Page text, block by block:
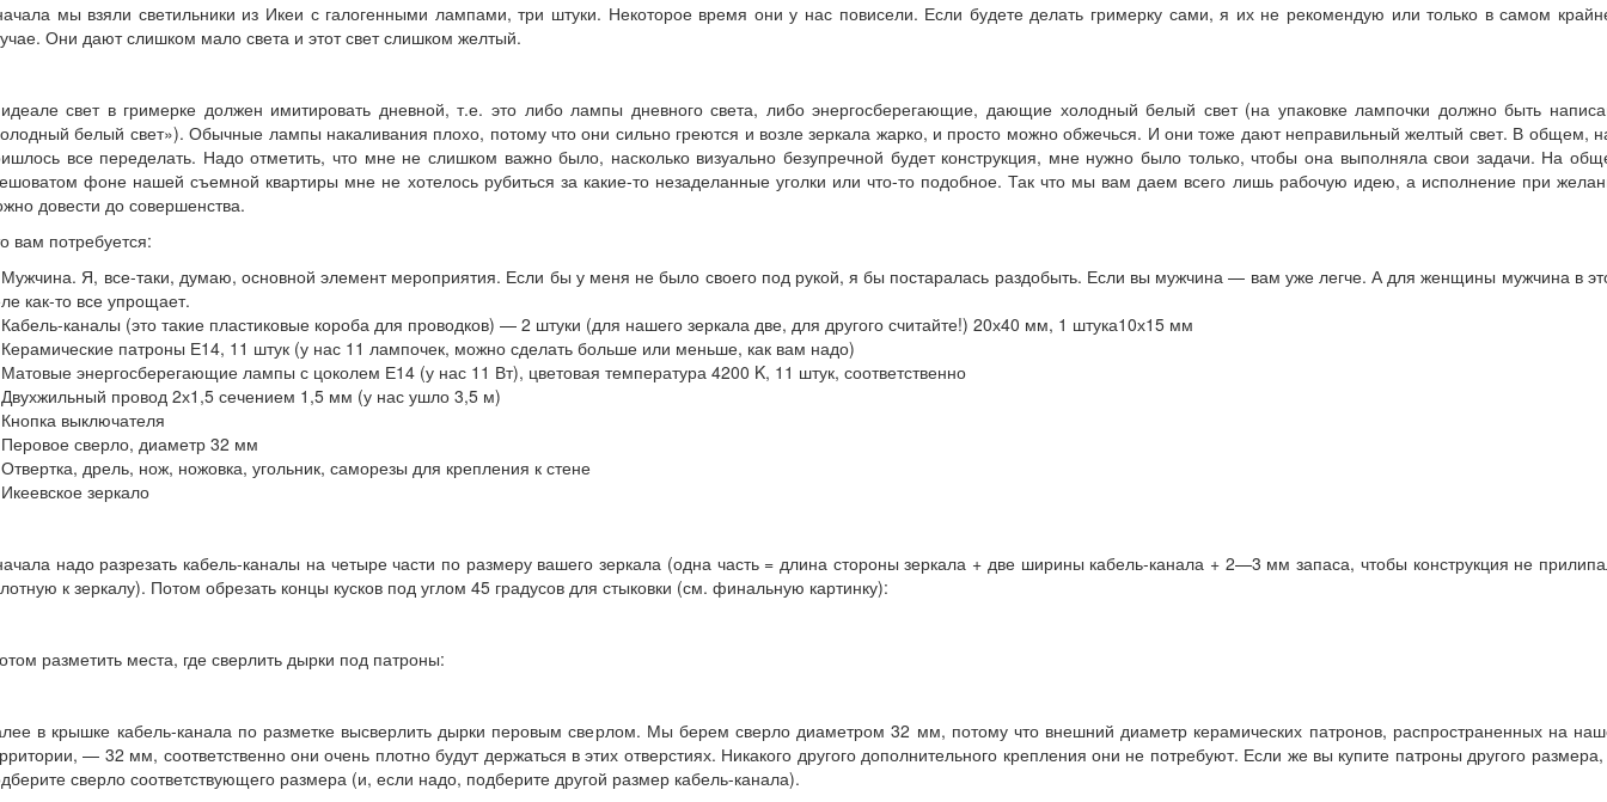
мы взяли светильники из Икеи с галогенными лампами, три штуки. Некоторое время они у нас повисели. Если будете делать гримерку сами, я их не рекомендую или только в самом
Они дают слишком мало света и этот свет слишком желтый.
свет в гримерке должен имитировать дневной, т.е. это либо лампы дневного света, либо энергосберегающие, дающие холодный белый свет (на упаковке лампочки должно быть
белый свет»). Обычные лампы накаливания плохо, потому что они сильно греются и возле зеркала жарко, и просто можно обжечься. И они тоже дают неправильный желтый свет. В общем,
все переделать. Надо отметить, что мне не слишком важно было, насколько визуально безупречной будет конструкция, мне нужно было только, чтобы она выполняла свои задачи. На
фоне нашей съемной квартиры мне не хотелось рубиться за какие-то незаделанные уголки или что-то подобное. Так что мы вам даем всего лишь рабочую идею, а исполнение при
довести до совершенства.
вам потребуется:
Я, все-таки, думаю, основной элемент мероприятия. Если бы у меня не было своего под рукой, я бы постаралась раздобыть. Если вы мужчина — вам уже легче. А для женщины мужчина в
как-то все упрощает.
каналы (это такие пластиковые короба для проводков) — 2 штуки (для нашего зеркала две, для другого считайте!) 20х40 мм, 1 штука10х15 мм
патроны Е14, 11 штук (у нас 11 лампочек, можно сделать больше или меньше, как вам надо)
энергосберегающие лампы с цоколем Е14 (у нас 11 Вт), цветовая температура 4200 K, 11 штук, соответственно
провод 2х1,5 сечением 1,5 мм (у нас ушло 3,5 м)
выключателя
сверло, диаметр 32 мм
дрель, нож, ножовка, угольник, саморезы для крепления к стене
зеркало
надо разрезать кабель-каналы на четыре части по размеру вашего зеркала (одна часть = длина стороны зеркала + две ширины кабель-канала + 2—3 мм запаса, чтобы конструкция не
к зеркалу). Потом обрезать концы кусков под углом 45 градусов для стыковки (см. финальную картинку):
разметить места, где сверлить дырки под патроны:
в крышке кабель-канала по разметке высверлить дырки перовым сверлом. Мы берем сверло диаметром 32 мм, потому что внешний диаметр керамических патронов, распространенных на
— 32 мм, соответственно они очень плотно будут держаться в этих отверстиях. Никакого другого дополнительного крепления они не потребуют. Если же вы купите патроны другого размера,
сверло соответствующего размера (и, если надо, подберите другой размер кабель-канала).